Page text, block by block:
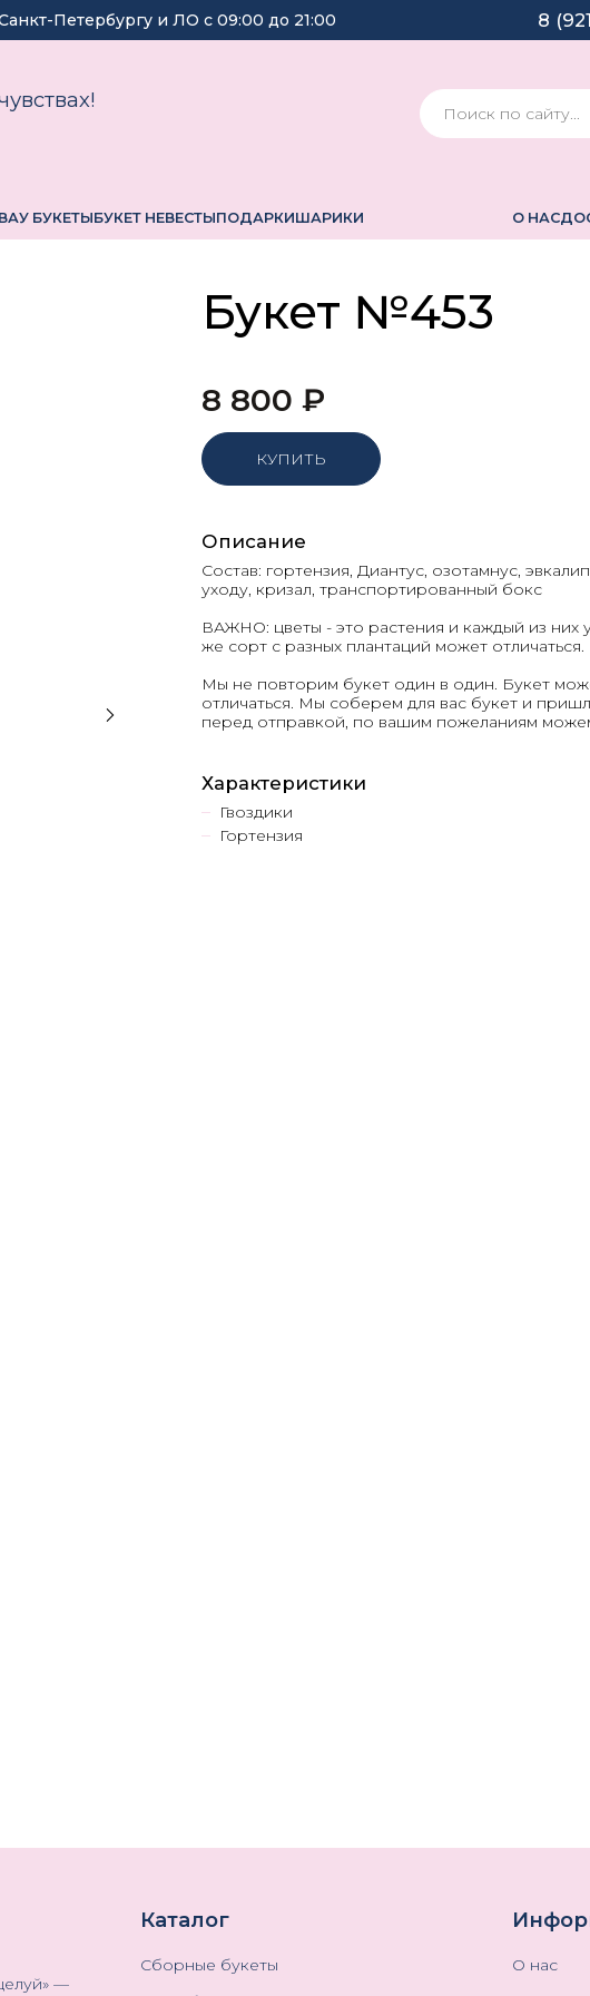
Петербургу и ЛО с 09:00 до 21:00 8
ВАУ БУКЕТЫБУКЕТ НЕВЕСТЫПОДАРКИШАРИКИ О НАС
Букет №453
8 800 ₽
КУПИТЬ
Описание
Состав: гортензия, Диантус, озотамнус,
уходу, кризал, транспортированный бокс
ВАЖНО: цветы - это растения и каждый из них
же сорт с разных плантаций может отличаться.
Мы не повторим букет один в один. Букет
отличаться. Мы соберем для вас букет и
перед отправкой, по вашим пожеланиям
Характеристики
Гвоздики
Гортензия
» —
Каталог
Сборные букеты
О нас